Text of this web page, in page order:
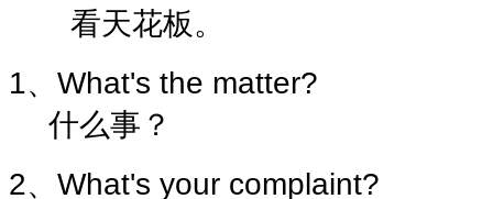
看天花板。
1、What's the matter?
什么事？
2、What's your complaint?